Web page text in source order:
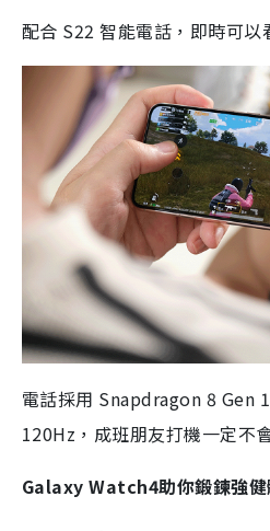
配合 S22 智能電話，即時可
電話採用 Snapdragon 8 Gen
120Hz，成班朋友打機一定不
Galaxy Watch4助你鍛鍊強